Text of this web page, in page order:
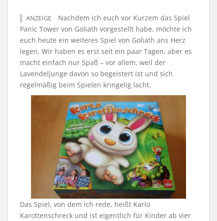
ANZEIGE
Nachdem ich euch vor Kurzem das Spiel
Panic Tower von Goliath vorgestellt habe, möchte ich
euch heute ein weiteres Spiel von Goliath ans Herz
legen. Wir haben es erst seit ein paar Tagen, aber es
macht einfach nur Spaß – vor allem, weil der
Lavendeljunge davon so begeistert ist und sich
regelmäßig beim Spielen kringelig lacht.
Das Spiel, von dem ich rede, heißt Karlo
Karottenschreck und ist eigentlich für Kinder ab vier